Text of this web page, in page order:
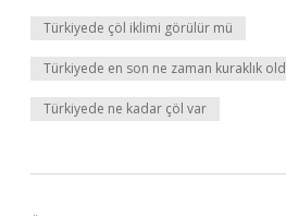
Türkiyede çöl iklimi görülür mü
Türkiyede en son ne zaman kuraklık
Türkiyede ne kadar çöl var